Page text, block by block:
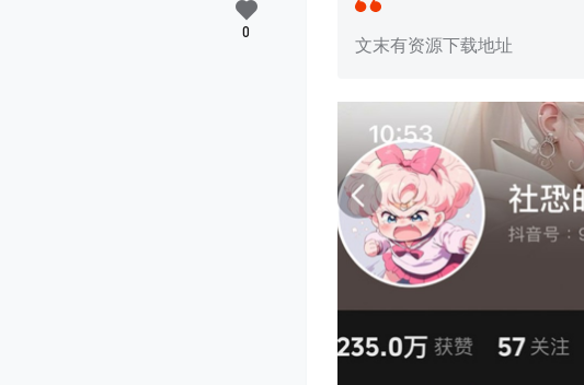
文末有资源下载地址
0